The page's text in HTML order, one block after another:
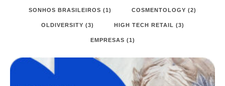
SONHOS BRASILEIROS (1) COSMENTOLOGY (2)
OLDIVERSITY (3) HIGH TECH RETAIL (3)
EMPRESAS (1)